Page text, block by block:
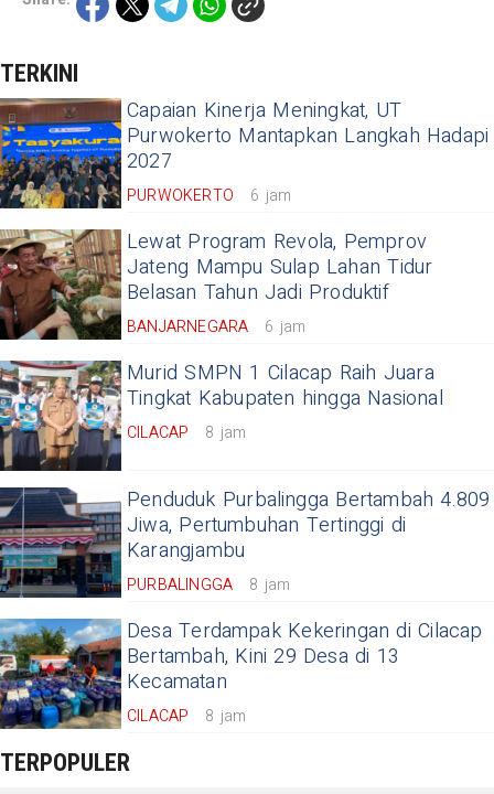
TERKINI
Capaian Kinerja Meningkat, UT
Purwokerto Mantapkan Langkah Hadapi
2027
PURWOKERTO 6 jam
Lewat Program Revola, Pemprov
Jateng Mampu Sulap Lahan Tidur
Belasan Tahun Jadi Produktif
BANJARNEGARA 6 jam
Murid SMPN 1 Cilacap Raih Juara
Tingkat Kabupaten hingga Nasional
CILACAP 8 jam
Penduduk Purbalingga Bertambah 4.809
Jiwa, Pertumbuhan Tertinggi di
Karangjambu
PURBALINGGA 8 jam
Desa Terdampak Kekeringan di Cilacap
Bertambah, Kini 29 Desa di 13
Kecamatan
CILACAP 8 jam
TERPOPULER